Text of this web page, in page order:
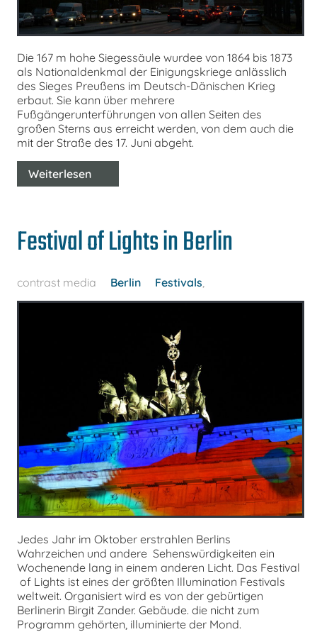
Die 167 m hohe Siegessäule wurdee von 1864 bis 1873
als Nationaldenkmal der Einigungskriege anlässlich
des Sieges Preußens im Deutsch-Dänischen Krieg
erbaut. Sie kann über mehrere
Fußgängerunterführungen von allen Seiten des
großen Sterns aus erreicht werden, von dem auch die
mit der Straße des 17. Juni abgeht.
Weiterlesen
Festival of Lights in Berlin
contrast media Berlin Festivals
Jedes Jahr im Oktober erstrahlen Berlins
Wahrzeichen und andere Sehenswürdigkeiten ein
Wochenende lang in einem anderen Licht. Das Festival
of Lights ist eines der größten Illumination Festivals
weltweit. Organisiert wird es von der gebürtigen
Berlinerin Birgit Zander. Gebäude. die nicht zum
Programm gehörten, illuminierte der Mond.